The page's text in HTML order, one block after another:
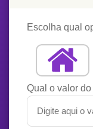
Escolha qual
Qual o valor